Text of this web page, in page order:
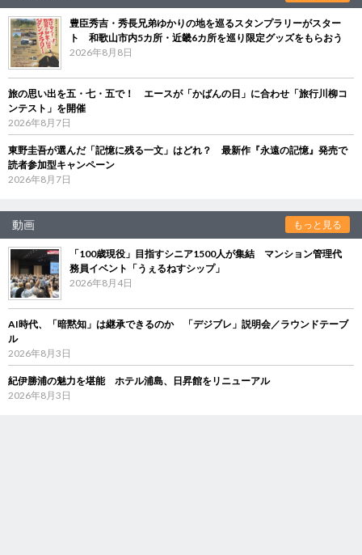
豊臣秀吉・秀長兄弟ゆかりの地を巡るスタンプラリーがスター
ト 和歌山市内5カ所・近畿6カ所を巡り限定グッズをもらおう
2026年8月8日
旅の思い出を五・七・五で！ エースが「かばんの日」に合わせ「旅行川柳コ
ンテスト」を開催
2026年8月7日
東野圭吾が選んだ「記憶に残る一文」はどれ？ 最新作『永遠の記憶』発売で
読者参加型キャンペーン
2026年8月7日
動画 もっと見る
「100歳現役」目指すシニア1500人が集結 マンション管理代
務員イベント「うぇるねすシップ」
2026年8月4日
AI時代、「暗黙知」は継承できるのか 「デジブレ」説明会／ラウンドテーブ
ル
2026年8月3日
紀伊勝浦の魅力を堪能 ホテル浦島、日昇館をリニューアル
2026年8月3日